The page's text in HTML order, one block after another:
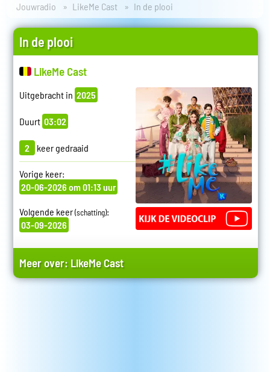
Jouwradio LikeMe Cast In de plooi
In de plooi
LikeMe Cast
Uitgebracht in 2025
Duurt 03:02
2 keer gedraaid
Vorige keer:
20-06-2026 om 01:13 uur
Volgende keer(schatting):
03-09-2026
Meer over: LikeMe Cast